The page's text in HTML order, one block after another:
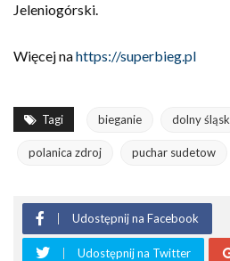
Jeleniogórski.
Więcej nahttps://superbieg.pl
Tagi bieganie dolny śląsk
polanica zdroj puchar sudetow
Udostępnij na Facebook
Udostępnij na Twitter